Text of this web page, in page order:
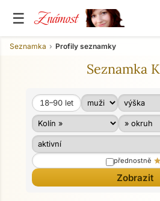
☰ Známost
Seznamka Profily seznamky
Seznamka
Věk od
Věk do
18–90 let
přednostně star